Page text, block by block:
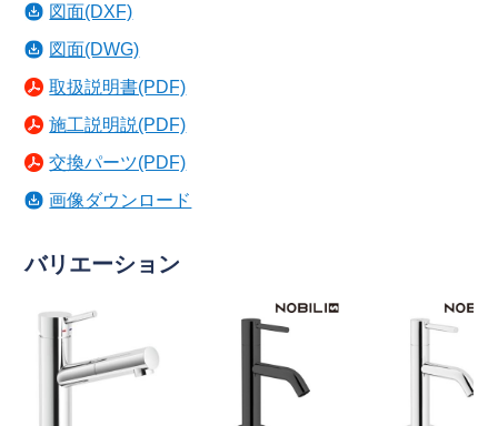
図面(DXF)
図面(DWG)
取扱説明書(PDF)
施工説明説(PDF)
交換パーツ(PDF)
画像ダウンロード
バリエーション